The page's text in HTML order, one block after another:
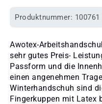
Produktnummer: 100761
Awotex-
sehr gutes Preis-
Passform und die
einen angenehmen
Winterhandschuh sind
Fingerkuppen mit Latex